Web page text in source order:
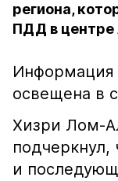
региона,
ПДД в центре
Информация
освещена в
Хизри Лом-
и